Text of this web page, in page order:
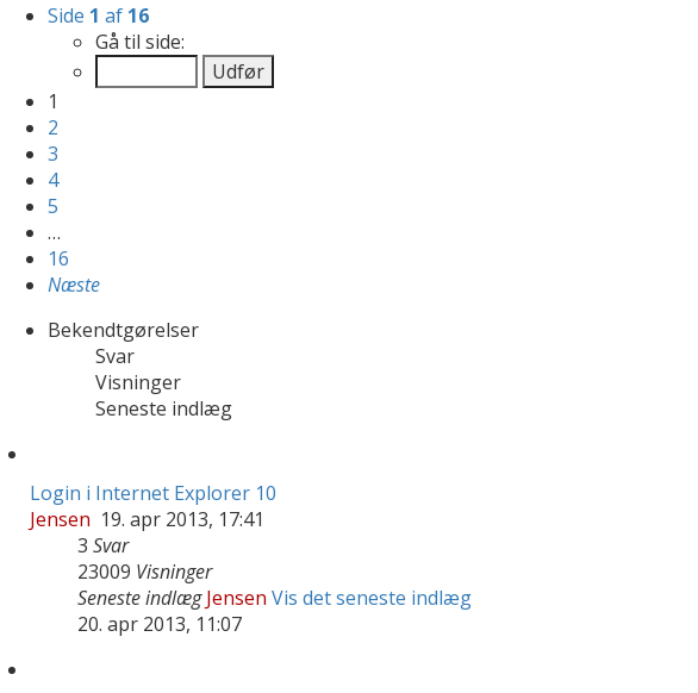
Side 1 af 16
Gå til side:
1
2
3
4
5
…
16
Næste
Bekendtgørelser
Svar
Visninger
Seneste indlæg
Login i Internet Explorer 10
Jensen 19. apr 2013, 17:41
3 Svar
23009 Visninger
Seneste indlægJensen Vis det seneste indlæg
20. apr 2013, 11:07